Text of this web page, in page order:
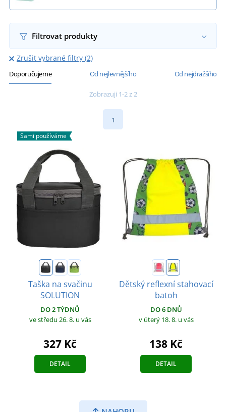
Filtrovat produkty
Zrušit vybrané filtry (2)
Doporučujeme Od nejlevnějšího Od nejdražšího
Zobrazuji 1-2 z 2
1
Sami používáme
Taška na svačinu
SOLUTION
DO 2 TÝDNŮ
ve středu 26. 8. u vás
327 Kč
DETAIL
Dětský reflexní stahovací
batoh
DO 6 DNŮ
v úterý 18. 8. u vás
138 Kč
DETAIL